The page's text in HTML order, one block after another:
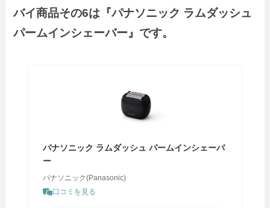
バイ商品その6は『パナソニック ラムダッシュ
パームインシェーバー』です。
パナソニック ラムダッシュ パームインシェーバ
ー
パナソニック(Panasonic)
口コミを見る